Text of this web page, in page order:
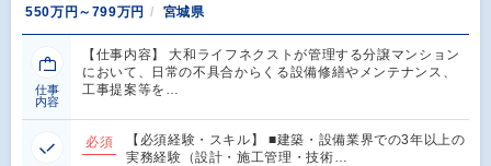
550万円～799万円
宮城県
仕事
内容
【仕事内容】 大和ライフネクストが管理する分譲マンション
において、日常の不具合からくる設備修繕やメンテナンス、
工事提案等を…
必須
【必須経験・スキル】 ■建築・設備業界での3年以上の
実務経験（設計・施工管理・技術…